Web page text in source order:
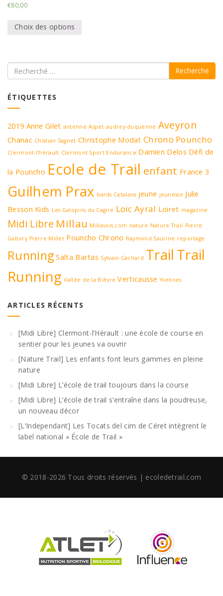
€80,00
Choix des options
Recherche
ÉTIQUETTES
2019 Anne Gilet antenne Aspet audrey duquenne Aveyron
Chanac Chistian Sagnet Christophe Modat Chrono Pouncho
Clermont-l'hérault Clermont Sport Endurance Damien Delos Défi de
la Pouncho Ecole de Trail enfant France 3
Guilhem Prax Isards Catalans jeune jeunesse Julie
Besson Kids Les Galopins du Cagire Loic Ayral Loiret magazine
Midi Libre Millau Millavois.com nature Nature Trail Pierre
Gabory Pierre Millet Pouncho Chrono Raymond Saurine reportage
Running Salta Bartas Sylvain Cachard Trail Trail
Running Vallée de la Bièvre Verticausse Yvelines
ARTICLES RÉCENTS
[Midi Libre] Clermont-l’Hérault : une école de course en
sentier pour les jeunes va ouvrir
[Nature Trail] Les enfants font leurs gammes en pleine
nature
[Midi Libre] L’école de trail toujours dans la course
[Midi Libre] L’école de trail s’entraîne dans la poudreuse,
un nouveau décor
[L’Independant] Les Tocats del cim de Céret intègrent le
label national « École de Trail »
© 2018-2026 Tous droits réservés | ecoledetrail.com